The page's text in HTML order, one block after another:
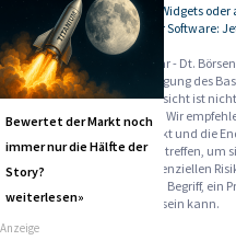
-
Kursdaten, Widgets
Website oder Software:
stellen.
Alle Angaben ohne Gewähr - Dt.
Werbehinweise:
Die Billigung des
Finanzdienstleistungsaufsicht ist
Wertpapiere zu verstehen. Wir
Anlegern den Basisprospekt und die
eine Anlageentscheidung treffen, um
insbesondere über die potenziellen
Warnhinweise: Sie sind im Begriff,
und schwer zu verstehen sein kann.
Bewertet der Markt noch
immer nur die Hälfte der
Story?
weiterlesen»
Anzeige